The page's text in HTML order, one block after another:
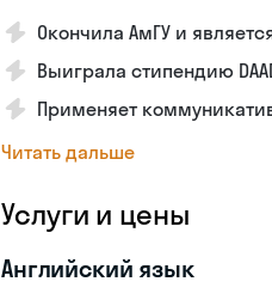
Окончила АмГУ и
Выиграла стипендию
Применяет
Читать дальше
Услуги и цены
Английский язык